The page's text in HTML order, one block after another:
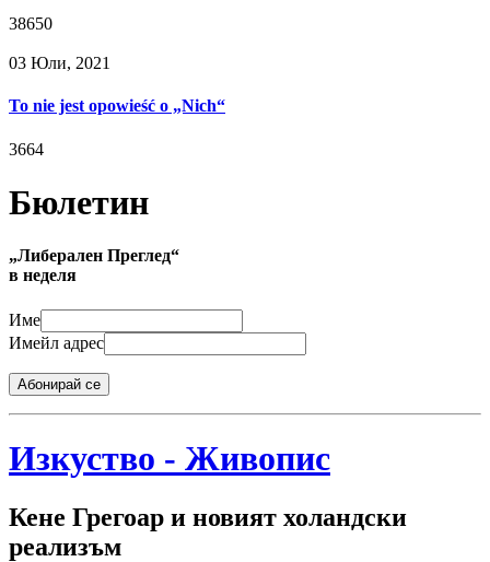
38650
03 Юли, 2021
To nie jest opowieść o „Nich“
3664
Бюлетин
„Либерален Преглед“
в неделя
Име
Имейл адрес
Абонирай се
Изкуство - Живопис
Кене Грегоар и новият холандски
реализъм